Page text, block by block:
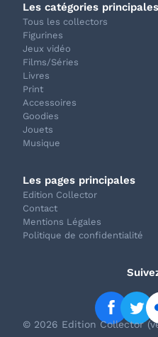
Les catégories principales
Tous les collectors
Figurines
Jeux vidéo
Films/Séries
Livres
Print
Accessoires
Goodies
Jouets
Musique
Les pages principales
Edition Collector
Contact
Mentions Légales
Politique de confidentialité
© 2026 Edition Collector